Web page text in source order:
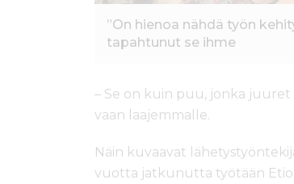
”On hienoa nähdä työn
tapahtunut se ihme
– Se on kuin puu, jonka juuret
vaan laajemmalle.
Näin kuvaavat
vuotta jatkunutta työtään